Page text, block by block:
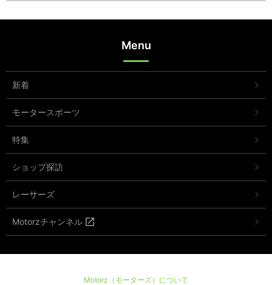
Menu
新着
モータースポーツ
特集
ショップ探訪
レーサーズ
Motorzチャンネル
Motorz（モーターズ）について